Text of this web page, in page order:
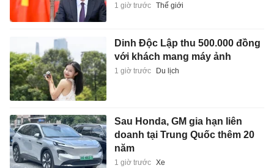
1 giờ trước Thế giới
Dinh Độc Lập thu 500.000 đồng
với khách mang máy ảnh
1 giờ trước Du lịch
Sau Honda, GM gia hạn liên
doanh tại Trung Quốc thêm 20
năm
1 giờ trước Xe